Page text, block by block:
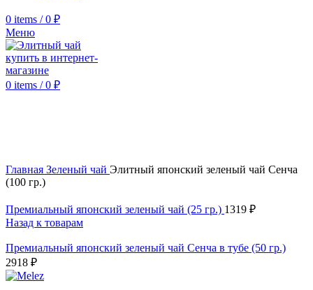
0 items / 0 ₽
Меню
0 items / 0 ₽
Главная Зеленый чай Элитный японский зеленый чай Сенча
(100 гр.)
Премиальный японский зеленый чай (25 гр.) 1319 ₽
Назад к товарам
Премиальный японский зеленый чай Сенча в тубе (50 гр.)
2918 ₽